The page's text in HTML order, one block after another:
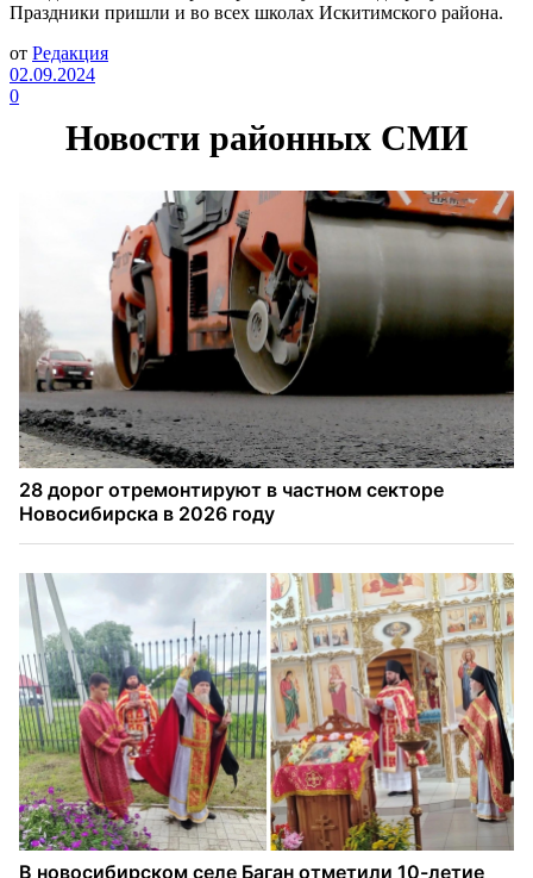
Праздники пришли и во всех школах Искитимского района.
от Редакция
02.09.2024
0